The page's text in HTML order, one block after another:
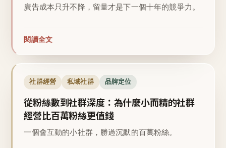
廣告成本只升不降，留量才是下一個十年的競爭力。
閱讀全文
社群經營 私域社群 品牌定位
從粉絲數到社群深度：為什麼小而精的社群
經營比百萬粉絲更值錢
一個會互動的小社群，勝過沉默的百萬粉絲。